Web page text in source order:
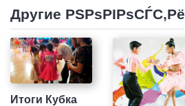
Другие РЅРѕРІРѕСЃС‚Рё
Итоги Кубка